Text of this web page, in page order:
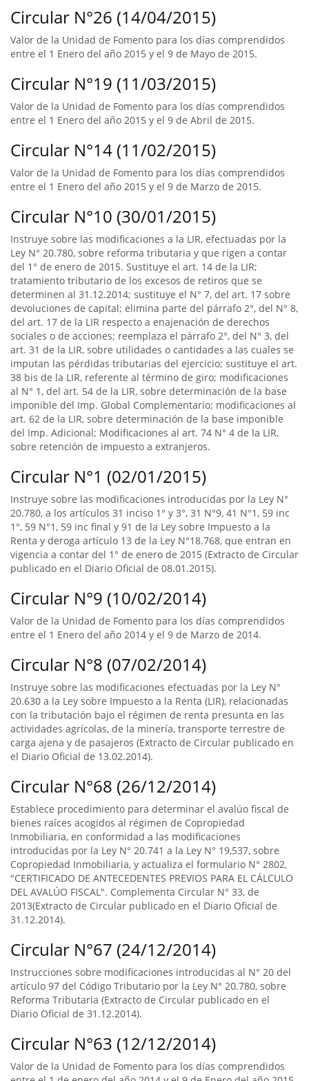
Circular N°26 (14/04/2015)
Valor de la Unidad de Fomento para los días comprendidos
entre el 1 Enero del año 2015 y el 9 de Mayo de 2015.
Circular N°19 (11/03/2015)
Valor de la Unidad de Fomento para los días comprendidos
entre el 1 Enero del año 2015 y el 9 de Abril de 2015.
Circular N°14 (11/02/2015)
Valor de la Unidad de Fomento para los días comprendidos
entre el 1 Enero del año 2015 y el 9 de Marzo de 2015.
Circular N°10 (30/01/2015)
Instruye sobre las modificaciones a la LIR, efectuadas por la
Ley N° 20.780, sobre reforma tributaria y que rigen a contar
del 1° de enero de 2015. Sustituye el art. 14 de la LIR;
tratamiento tributario de los excesos de retiros que se
determinen al 31.12.2014; sustituye el N° 7, del art. 17 sobre
devoluciones de capital; elimina parte del párrafo 2°, del N° 8,
del art. 17 de la LIR respecto a enajenación de derechos
sociales o de acciones; reemplaza el párrafo 2°, del N° 3, del
art. 31 de la LIR, sobre utilidades o cantidades a las cuales se
imputan las pérdidas tributarias del ejercicio; sustituye el art.
38 bis de la LIR, referente al término de giro; modificaciones
al N° 1, del art. 54 de la LIR, sobre determinación de la base
imponible del Imp. Global Complementario; modificaciones al
art. 62 de la LIR, sobre determinación de la base imponible
del Imp. Adicional; Modificaciones al art. 74 N° 4 de la LIR,
sobre retención de impuesto a extranjeros.
Circular N°1 (02/01/2015)
Instruye sobre las modificaciones introducidas por la Ley N°
20.780, a los artículos 31 inciso 1° y 3°, 31 N°9, 41 N°1, 59 inc
1°, 59 N°1, 59 inc final y 91 de la Ley sobre Impuesto a la
Renta y deroga artículo 13 de la Ley N°18.768, que entran en
vigencia a contar del 1° de enero de 2015 (Extracto de Circular
publicado en el Diario Oficial de 08.01.2015).
Circular N°9 (10/02/2014)
Valor de la Unidad de Fomento para los días comprendidos
entre el 1 Enero del año 2014 y el 9 de Marzo de 2014.
Circular N°8 (07/02/2014)
Instruye sobre las modificaciones efectuadas por la Ley N°
20.630 a la Ley sobre Impuesto a la Renta (LIR), relacionadas
con la tributación bajo el régimen de renta presunta en las
actividades agrícolas, de la minería, transporte terrestre de
carga ajena y de pasajeros (Extracto de Circular publicado en
el Diario Oficial de 13.02.2014).
Circular N°68 (26/12/2014)
Establece procedimiento para determinar el avalúo fiscal de
bienes raíces acogidos al régimen de Copropiedad
Inmobiliaria, en conformidad a las modificaciones
introducidas por la Ley N° 20.741 a la Ley N° 19,537, sobre
Copropiedad Inmobiliaria, y actualiza el formulario N° 2802,
"CERTIFICADO DE ANTECEDENTES PREVIOS PARA EL CÁLCULO
DEL AVALÚO FISCAL". Complementa Circular N° 33, de
2013(Extracto de Circular publicado en el Diario Oficial de
31.12.2014).
Circular N°67 (24/12/2014)
Instrucciones sobre modificaciones introducidas al N° 20 del
artículo 97 del Código Tributario por la Ley N° 20.780, sobre
Reforma Tributaria (Extracto de Circular publicado en el
Diario Oficial de 31.12.2014).
Circular N°63 (12/12/2014)
Valor de la Unidad de Fomento para los días comprendidos